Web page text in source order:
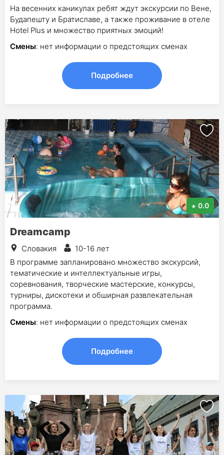
На весенних каникулах ребят ждут экскурсии по Вене,
Будапешту и Братиславе, а также проживание в отеле
Hotel Plus и множество приятных эмоций!
Смены: нет информации о предстоящих сменах
Подробнее
0.0
Dreamcamp
Словакия
10-16 лет
В программе запланировано множество экскурсий,
тематические и интеллектуальные игры,
соревнования, творческие мастерские, конкурсы,
турниры, дискотеки и обширная развлекательная
программа.
Смены: нет информации о предстоящих сменах
Подробнее